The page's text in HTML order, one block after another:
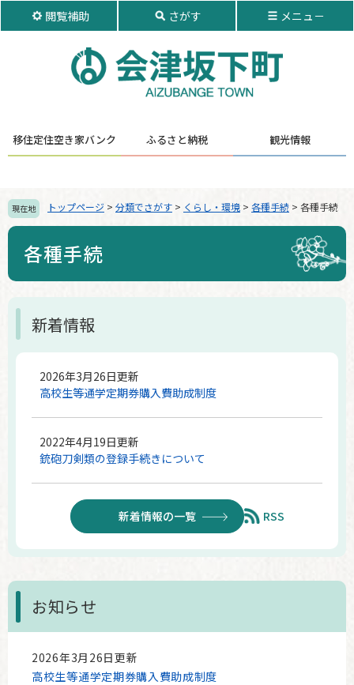
本
閲覧補助 さがす メニュ－
移住定住空き家バンク ふるさと納税 観光情報
現在地 トップページ > 分類でさがす > くらし・環境 > 各種手続 > 各種手続
各種手続
本
新着情報
2026年3月26日更新
高校生等通学定期券購入費助成制度
2022年4月19日更新
銃砲刀剣類の登録手続きについて
新着情報の一覧 RSS
お知らせ
2026年3月26日更新
高校生等通学定期券購入費助成制度